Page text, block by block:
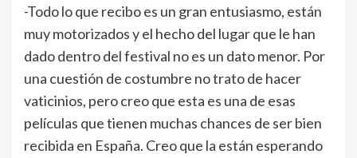
-Todo lo que recibo es un gran entusiasmo, están
muy motorizados y el hecho del lugar que le han
dado dentro del festival no es un dato menor. Por
una cuestión de costumbre no trato de hacer
vaticinios, pero creo que esta es una de esas
películas que tienen muchas chances de ser bien
recibida en España. Creo que la están esperando